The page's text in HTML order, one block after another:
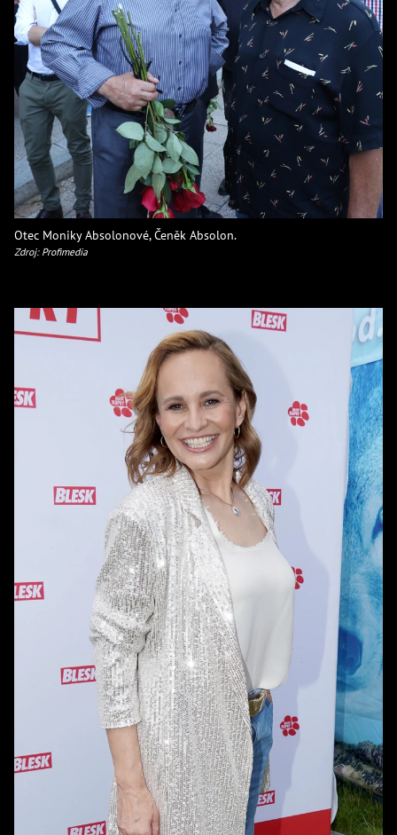
Otec Moniky Absolonové, Čeněk Absolon.
Zdroj: Profimedia